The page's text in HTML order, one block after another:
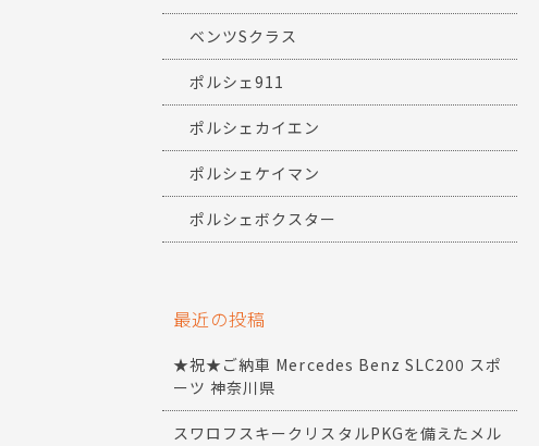
ベンツSクラス
ポルシェ911
ポルシェカイエン
ポルシェケイマン
ポルシェボクスター
最近の投稿
★祝★ご納車 Mercedes Benz SLC200 スポ
ーツ 神奈川県
スワロフスキークリスタルPKGを備えたメル